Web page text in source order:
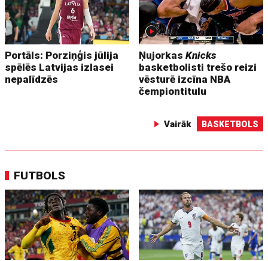
Portāls: Porziņģis jūlija
spēlēs Latvijas izlasei
nepalīdzēs
ŅujorkasKnicks
basketbolisti trešo reizi
vēsturē izcīna NBA
čempiontitulu
Vairāk BASKETBOLS
FUTBOLS